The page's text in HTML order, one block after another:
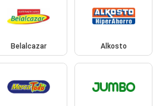
Belalcazar Alkosto